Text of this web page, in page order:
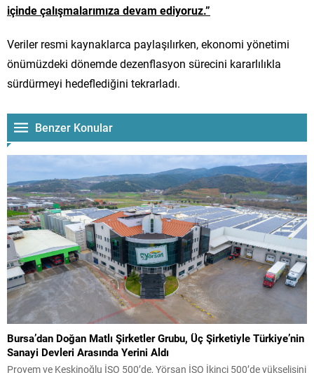
içinde çalışmalarımıza devam ediyoruz.”
Veriler resmi kaynaklarca paylaşılırken, ekonomi yönetimi
önümüzdeki dönemde dezenflasyon sürecini kararlılıkla
sürdürmeyi hedeflediğini tekrarladı.
Benzer Konular
Bursa’dan Doğan Matlı Şirketler Grubu, Üç Şirketiyle Türkiye’nin
Sanayi Devleri Arasında Yerini Aldı
Proyem ve Keskinoğlu İSO 500’de, Yörsan İSO İkinci 500’de yükselişini